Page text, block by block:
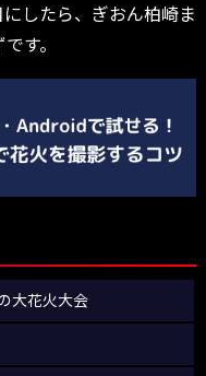
したら、ぎおん柏崎ま
す。
大花火大会